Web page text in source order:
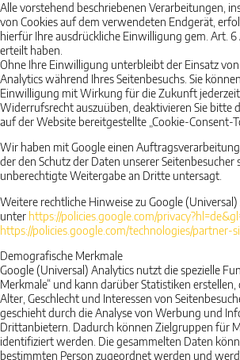
Alle vorstehend beschriebenen Verarbeitungen,
von Cookies auf dem verwendeten Endgerät,
hierfür Ihre ausdrückliche Einwilligung gem. Art. 6
erteilt haben.
Ohne Ihre Einwilligung unterbleibt der Einsatz
Analytics während Ihres Seitenbesuchs. Sie
Einwilligung mit Wirkung für die Zukunft
Widerrufsrecht auszuüben, deaktivieren Sie bitte
auf der Website bereitgestellte „Cookie-Consent-
Wir haben mit Google einen
der den Schutz der Daten unserer Seitenbesucher
unberechtigte Weitergabe an Dritte untersagt.
Weitere rechtliche Hinweise zu Google
unter https://policies.google.com/privacy?hl=de
https://policies.google.com/technologies/partner-
Demografische Merkmale
Google (Universal) Analytics nutzt die spezielle
Merkmale“ und kann darüber Statistiken erstellen,
Alter, Geschlecht und Interessen von
geschieht durch die Analyse von Werbung und
Drittanbietern. Dadurch können Zielgruppen für
identifiziert werden. Die gesammelten Daten
bestimmten Person zugeordnet werden und